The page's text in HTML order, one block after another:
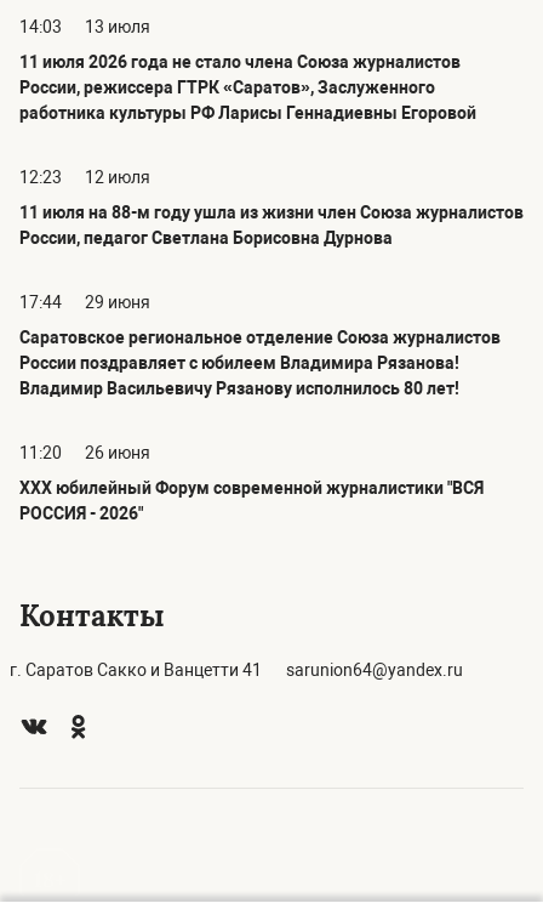
14:03
13 июля
11 июля 2026 года не стало члена Союза журналистов
России, режиссера ГТРК «Саратов», Заслуженного
работника культуры РФ Ларисы Геннадиевны Егоровой
12:23
12 июля
11 июля на 88-м году ушла из жизни член Союза журналистов
России, педагог Светлана Борисовна Дурнова
17:44
29 июня
Саратовское региональное отделение Союза журналистов
России поздравляет с юбилеем Владимира Рязанова!
Владимир Васильевичу Рязанову исполнилось 80 лет!
11:20
26 июня
ХХХ юбилейный Форум современной журналистики "ВСЯ
РОССИЯ - 2026"
Контакты
г. Саратов Сакко и Ванцетти 41 sarunion64@yandex.ru